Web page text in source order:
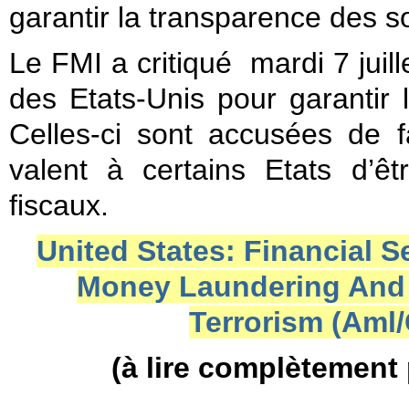
garantir la transparence des
Le FMI a critiqué mardi 7
des Etats-Unis pour garantir
Celles-ci sont accusées de
valent à certains Etats
fiscaux.
United States: Financial
Money Laundering
Terrorism
(à lire